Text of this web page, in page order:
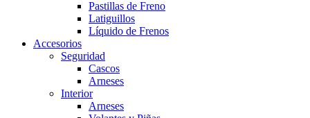
Pastillas de Freno
Latiguillos
Líquido de Frenos
Accesorios
Seguridad
Cascos
Arneses
Interior
Arneses